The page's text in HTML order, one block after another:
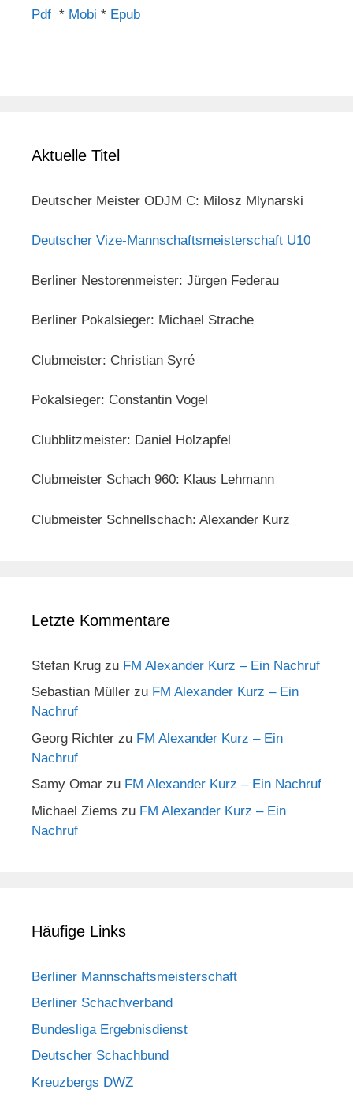
Pdf * Mobi * Epub
Aktuelle Titel
Deutscher Meister ODJM C: Milosz Mlynarski
Deutscher Vize-Mannschaftsmeisterschaft U10
Berliner Nestorenmeister: Jürgen Federau
Berliner Pokalsieger: Michael Strache
Clubmeister: Christian Syré
Pokalsieger: Constantin Vogel
Clubblitzmeister: Daniel Holzapfel
Clubmeister Schach 960: Klaus Lehmann
Clubmeister Schnellschach: Alexander Kurz
Letzte Kommentare
Stefan Krug zu FM Alexander Kurz – Ein Nachruf
Sebastian Müller zu FM Alexander Kurz – Ein
Nachruf
Georg Richter zu FM Alexander Kurz – Ein
Nachruf
Samy Omar zu FM Alexander Kurz – Ein Nachruf
Michael Ziems zu FM Alexander Kurz – Ein
Nachruf
Häufige Links
Berliner Mannschaftsmeisterschaft
Berliner Schachverband
Bundesliga Ergebnisdienst
Deutscher Schachbund
Kreuzbergs DWZ